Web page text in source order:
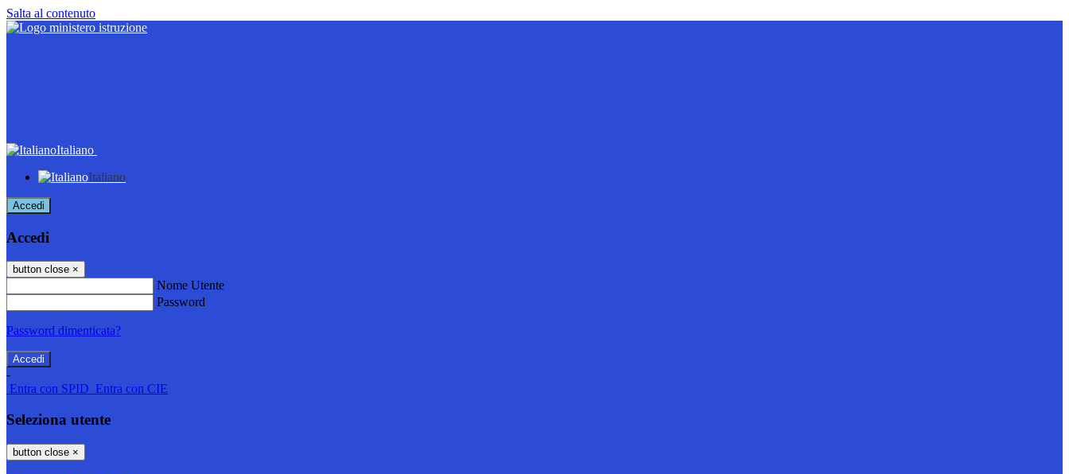
Salta al contenuto
Italiano
Italiano
Accedi
Accedi
button close ×
Nome Utente
Password
Password dimenticata?
-
Entra con SPID Entra con CIE
Seleziona utente
button close ×